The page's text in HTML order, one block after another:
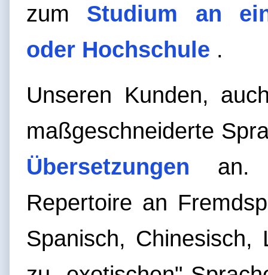
zum Studium an
oder Hochschule .
Unseren Kunden,
maßgeschneiderte
Übersetzungen an.
Repertoire an
Spanisch,